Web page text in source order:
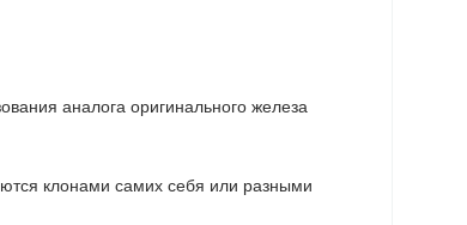
аналога оригинального железа
клонами самих себя или разными